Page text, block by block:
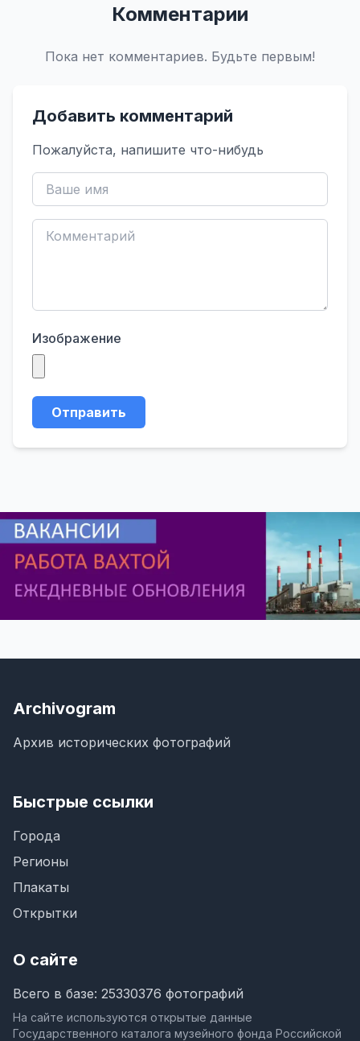
Комментарии
Пока нет комментариев. Будьте первым!
Добавить комментарий
Пожалуйста, напишите что-нибудь
Изображение
Отправить
Archivogram
Архив исторических фотографий
Быстрые ссылки
Города
Регионы
Плакаты
Открытки
О сайте
Всего в базе: 25330376 фотографий
На сайте используются открытые данные
Государственного каталога музейного фонда Российской